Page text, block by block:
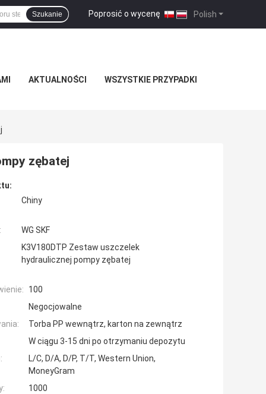
Polish
Poprosić o wycenę |
Szukanie
AKTUALNOŚCI WSZYSTKIE PRZYPADKI
zębatej
Chiny
WG SKF
K3V180DTP Zestaw uszczelek
hydraulicznej pompy zębatej
100
Negocjowalne
Torba PP wewnątrz, karton na zewnątrz
W ciągu 3-15 dni po otrzymaniu depozytu
L/C, D/A, D/P, T/T, Western Union,
MoneyGram
1000